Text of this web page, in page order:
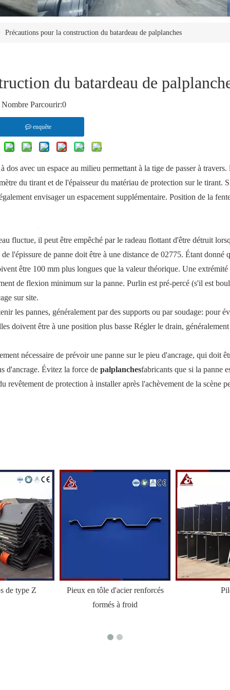
Précautions pour la construction du batardeau de palplanches
du batardeau de
Nombre Parcourir:0
enquête
avec un espace au milieu permettant à la tige de passer à travers.
du tirant et de l'épaisseur du matériau de protection sur le tirant.
envisager un espacement supplémentaire. Position de la
fluctue, il peut être empêché par le radeau flottant d'être détruit
l'épissure de panne doit être à une distance de 02775. Étant donné
être 100 mm plus longues que la valeur théorique. Une extrémité
de flexion minimum sur la panne. Purlin est pré-percé (s'il est
sur site.
les pannes, généralement par des supports ou par soudage: pour
doivent être à une position plus basse Régler le drain,
nécessaire de prévoir une panne sur le pieu d'ancrage, qui doit
d'ancrage. Évitez la force de palplanchesfabricants que si la panne
de protection à installer après l'achèvement de la scène
de type Z
Pieux en tôle d'acier renforcés
formés à froid